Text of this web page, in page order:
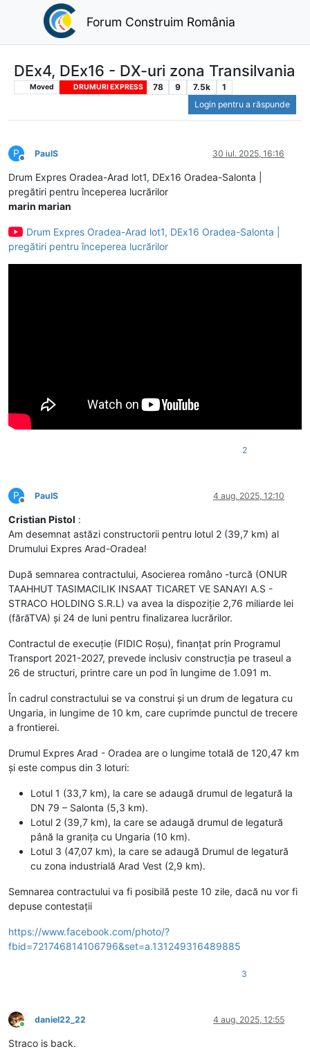
Forum Construim România
DEx4, DEx16 - DX-uri zona Transilvania
Moved DRUMURI EXPRESS 78 9 7.5k
1
Login pentru a răspunde
P
Deconectat
PaulS 30 iul. 2025, 16:16
Drum Expres Oradea-Arad lot1, DEx16 Oradea-Salonta |
pregătiri pentru începerea lucrărilor
marin marian
Drum Expres Oradea-Arad lot1, DEx16 Oradea-Salonta |
pregătiri pentru începerea lucrărilor
2
P
Deconectat
PaulS 4 aug. 2025, 12:10
Cristian Pistol :
Am desemnat astăzi constructorii pentru lotul 2 (39,7 km) al
Drumului Expres Arad-Oradea!
După semnarea contractului, Asocierea româno -turcă (ONUR
TAAHHUT TASIMACILIK INSAAT TICARET VE SANAYI A.S -
STRACO HOLDING S.R.L) va avea la dispoziție 2,76 miliarde lei
(fărăTVA) și 24 de luni pentru finalizarea lucrărilor.
Contractul de execuție (FIDIC Roșu), finanțat prin Programul
Transport 2021-2027, prevede inclusiv construcția pe traseul a
26 de structuri, printre care un pod în lungime de 1.091 m.
În cadrul constractului se va construi și un drum de legatura cu
Ungaria, in lungime de 10 km, care cuprimde punctul de trecere
a frontierei.
Drumul Expres Arad - Oradea are o lungime totală de 120,47 km
și este compus din 3 loturi:
Lotul 1 (33,7 km), la care se adaugă drumul de legatură la
DN 79 – Salonta (5,3 km).
Lotul 2 (39,7 km), la care se adaugă drumul de legatură
până la granița cu Ungaria (10 km).
Lotul 3 (47,07 km), la care se adaugă Drumul de legatură
cu zona industrială Arad Vest (2,9 km).
Semnarea contractului va fi posibilă peste 10 zile, dacă nu vor fi
depuse contestații
https://www.facebook.com/photo/?
fbid=721746814106796&set=a.131249316489885
3
Conectat
daniel22_22 4 aug. 2025, 12:55
Straco is back.